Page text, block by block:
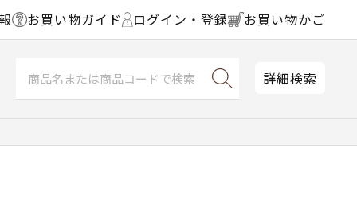
お買い物ガイド ログイン・登録 お買い物かご
詳細検索